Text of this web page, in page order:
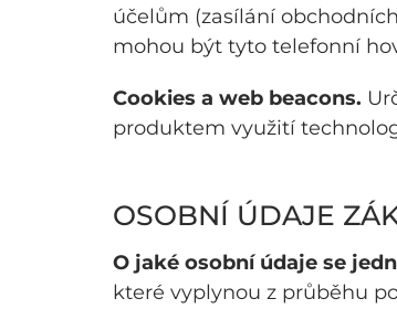
účelům (zasílání
mohou být tyto telefonní
Cookies a web beacons.
produktem využití
OSOBNÍ ÚDAJE
O jaké osobní údaje se
které vyplynou z průběhu